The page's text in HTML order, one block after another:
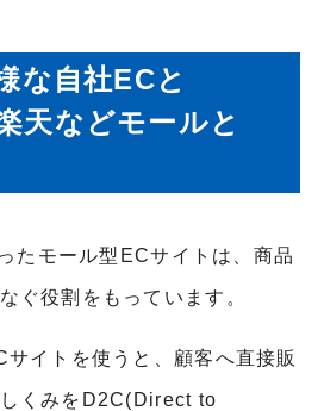
な自社ECと
天などモールと
たモール型ECサイトは、商品
ぐ役割をもっています。
イトを使うと、顧客へ直接販
くみをD2C(Direct to